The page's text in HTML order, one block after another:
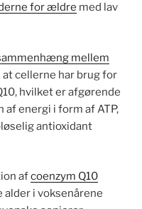
for ældre med lav
mellem
at cellerne har brug for
hvilket er afgørende
energi i form af ATP,
antioxidant
afcoenzym Q10
i voksenårene